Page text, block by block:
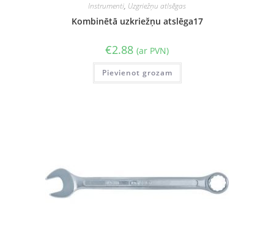
Instrumenti, Uzgriežņu atlsēgas
Kombinētā uzkriežņu atslēga17
€2.88 (ar PVN)
Pievienot grozam